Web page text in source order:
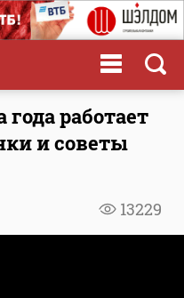
работает
и советы
13229